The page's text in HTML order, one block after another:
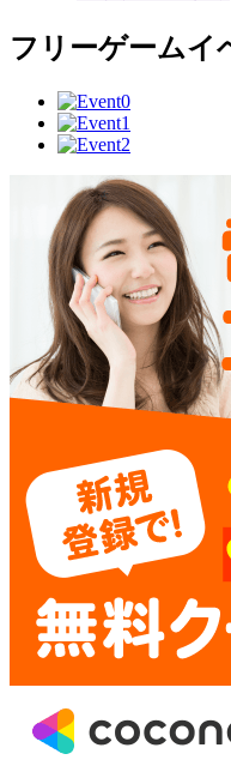
フリーゲームイ